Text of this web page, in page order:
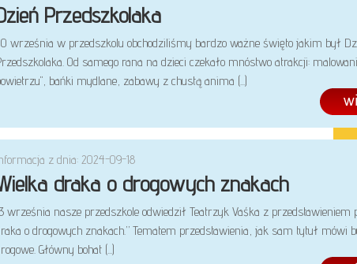
Przedszkolaka
września w przedszkolu obchodziliśmy bardzo ważne święto jakim był
Od samego rana na dzieci czekało mnóstwo atrakcji:
bańki mydlane, zabawy z chustą anima (...)
draka o drogowych znakach
z dnia: 2024-09-18
września nasze przedszkole odwiedził Teatrzyk Vaśka z przedstawieniem
o drogowych znakach.’’ Tematem przedstawienia, jak sam tytuł mówi
Główny bohat (...)